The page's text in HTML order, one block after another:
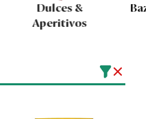
Dulces &
Aperitivos